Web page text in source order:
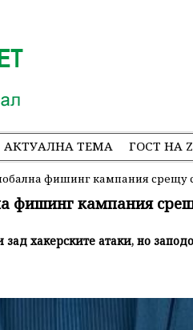
АКТУАЛНА ТЕМА ГОСТ НА
фишинг кампания срещу
фишинг кампания
хакерските атаки, но